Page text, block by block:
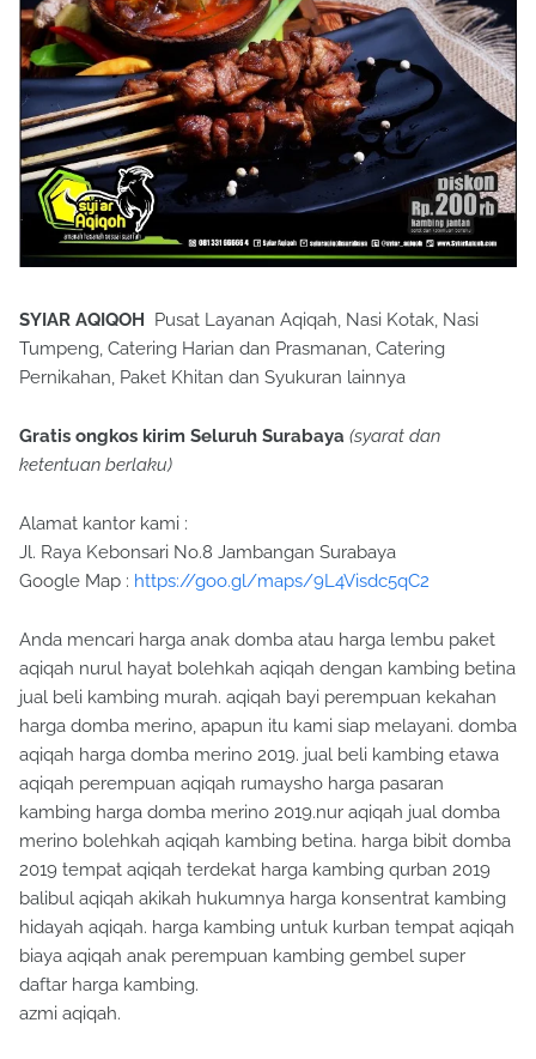
SYIAR AQIQOH Pusat Layanan Aqiqah, Nasi Kotak, Nasi
Tumpeng, Catering Harian dan Prasmanan, Catering
Pernikahan, Paket Khitan dan Syukuran lainnya
Gratis ongkos kirim Seluruh Surabaya (syarat dan
ketentuan berlaku)
Alamat kantor kami :
Jl. Raya Kebonsari No.8 Jambangan Surabaya
Google Map : https://goo.gl/maps/9L4Visdc5qC2
Anda mencari harga anak domba atau harga lembu paket
aqiqah nurul hayat bolehkah aqiqah dengan kambing betina
jual beli kambing murah. aqiqah bayi perempuan kekahan
harga domba merino, apapun itu kami siap melayani. domba
aqiqah harga domba merino 2019. jual beli kambing etawa
aqiqah perempuan aqiqah rumaysho harga pasaran
kambing harga domba merino 2019.nur aqiqah jual domba
merino bolehkah aqiqah kambing betina. harga bibit domba
2019 tempat aqiqah terdekat harga kambing qurban 2019
balibul aqiqah akikah hukumnya harga konsentrat kambing
hidayah aqiqah. harga kambing untuk kurban tempat aqiqah
biaya aqiqah anak perempuan kambing gembel super
daftar harga kambing.
azmi aqiqah.